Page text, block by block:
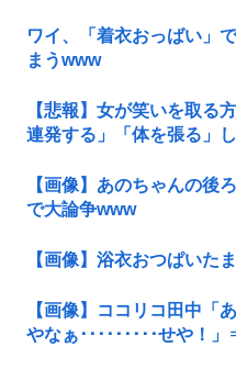
ワイ、「着衣おっばい」
まうwww
【悲報】女が笑いを取る
連発する」「体を張る」
【画像】あのちゃんの後
で大論争www
【画像】浴衣おつぱいた
【画像】ココリコ田中「
やなぁ･････････せや！」